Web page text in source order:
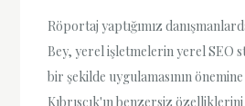
Röportaj yaptığımız
Bey, yerel işletmelerin yerel SEO
bir şekilde uygulamasının
Kıbrıscık'ın benzersiz